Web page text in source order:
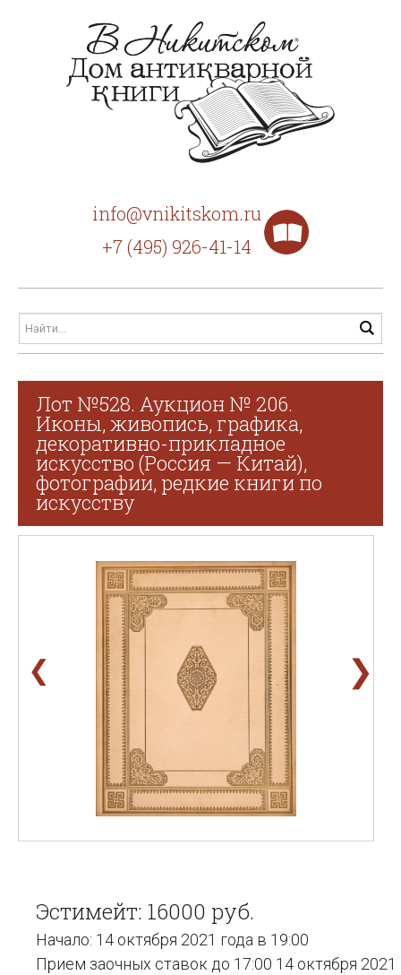
info@vnikitskom.ru
+7 (495) 926-41-14
Лот №528. Аукцион № 206.
Иконы, живопись, графика,
декоративно-прикладное
искусство (Россия — Китай),
фотографии, редкие книги по
искусству
❮ ❯
Эстимейт: 16000 руб.
Начало: 14 октября 2021 года в 19:00
Прием заочных ставок до 17:00 14 октября 2021